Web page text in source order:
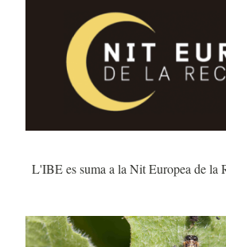
L'IBE es suma a la Nit Europea de la